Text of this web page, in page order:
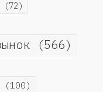
(72)
(566)
(100)